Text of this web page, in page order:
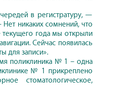
в регистратуру, —
никаких сомнений, что
года мы открыли
Сейчас появилась
для записи».
поликлиника № 1 – одна
№ 1 прикреплено
стоматологическое,